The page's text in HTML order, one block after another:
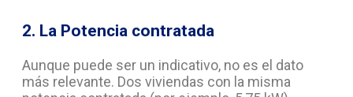
2. La Potencia contratada
Aunque puede ser un indicativo, no es el dato
más relevante. Dos viviendas con la misma